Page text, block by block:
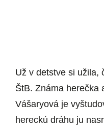
Už v detstve si užila,
ŠtB. Známa herečka
Vášaryová je
hereckú dráhu ju